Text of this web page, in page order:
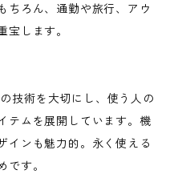
ちろん、通勤や旅行、アウ
宝します。
技術を大切にし、使う人の
テムを展開しています。機
インも魅力的。永く使える
す。